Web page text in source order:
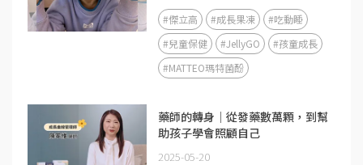
#傑立高 #成長果凍
#吃動睡
#兒童保健
#JellyGO
#孩童成長
#MATTEO瑪特菌酚
藥師的轉身｜從發藥數萬顆，到幫
助孩子學會照顧自己
2025-05-20